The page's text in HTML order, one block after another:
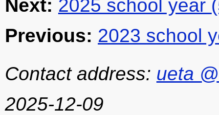
Next: 2025 school year
Previous: 2023 school
Contact address: ueta
2025-12-09